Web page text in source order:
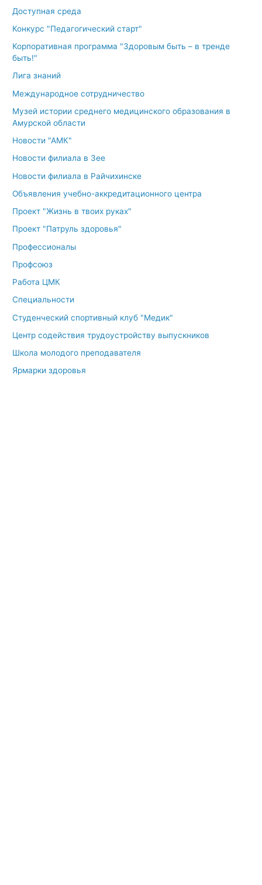
Доступная среда
Конкурс "Педагогический старт"
Корпоративная программа "Здоровым быть – в тренде
быть!"
Лига знаний
Международное сотрудничество
Музей истории среднего медицинского образования в
Амурской области
Новости "АМК"
Новости филиала в Зее
Новости филиала в Райчихинске
Объявления учебно-аккредитационного центра
Проект "Жизнь в твоих руках"
Проект "Патруль здоровья"
Профессионалы
Профсоюз
Работа ЦМК
Специальности
Студенческий спортивный клуб "Медик"
Центр содействия трудоустройству выпускников
Школа молодого преподавателя
Ярмарки здоровья